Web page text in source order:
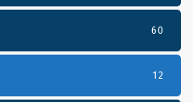
60
12